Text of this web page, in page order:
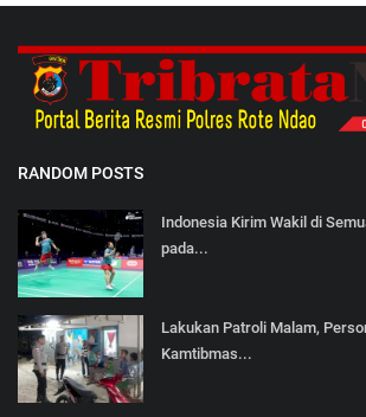
RANDOM POSTS
Indonesia Kirim Wakil di
pada...
Lakukan Patroli Malam,
Kamtibmas...